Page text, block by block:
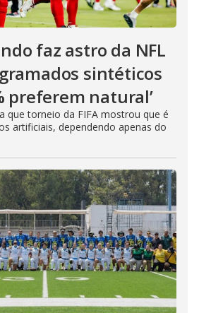
faz astro da NFL
sintéticos
preferem natural’
que torneio da FIFA mostrou que é
artificiais, dependendo apenas do